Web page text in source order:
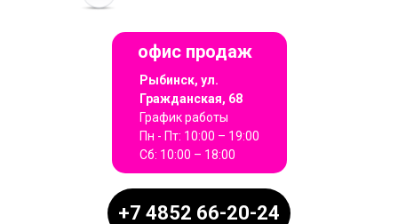
+7 4852 66-20-24
Рыбинск, ул.
Гражданская, 68
График работы
Пн - Пт: 10:00 – 19:00
Сб: 10:00 – 18:00
офис продаж